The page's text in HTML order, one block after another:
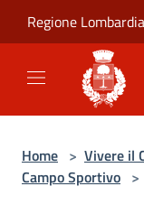
Regione Lombardia
Home > Vivere il
Campo Sportivo >